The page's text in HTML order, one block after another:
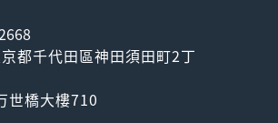
都千代田區神田須田町2丁
世橋大樓710